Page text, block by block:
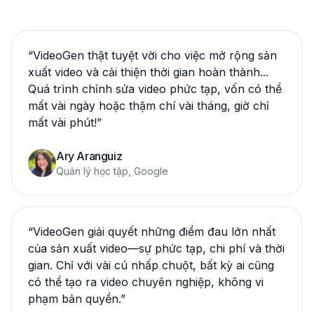
“VideoGen thật tuyệt vời cho việc mở rộng sản
xuất video và cải thiện thời gian hoàn thành...
Quá trình chỉnh sửa video phức tạp, vốn có thể
mất vài ngày hoặc thậm chí vài tháng, giờ chỉ
mất vài phút!”
Ary Aranguiz
Quản lý học tập, Google
“VideoGen giải quyết những điểm đau lớn nhất
của sản xuất video—sự phức tạp, chi phí và thời
gian. Chỉ với vài cú nhấp chuột, bất kỳ ai cũng
có thể tạo ra video chuyên nghiệp, không vi
phạm bản quyền.”